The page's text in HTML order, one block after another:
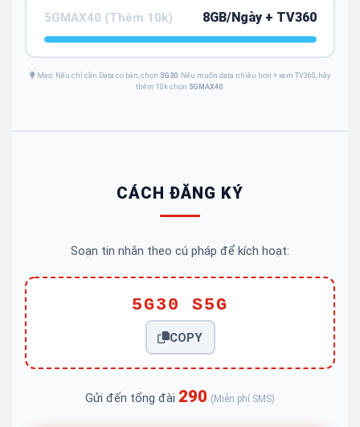
5GMAX40 (Thêm 10k) 8GB/Ngày + TV360
Mẹo: Nếu chỉ cần Data cơ bản, chọn 5G30. Nếu muốn data nhiều hơn + xem TV360, hãy
thêm 10k chọn 5GMAX40.
CÁCH ĐĂNG KÝ
Soạn tin nhắn theo cú pháp để kích hoạt:
5G30 S5G
COPY
Gửi đến tổng đài 290 (Miễn phí SMS)